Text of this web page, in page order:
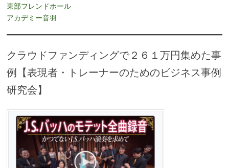
東部フレンドホール
アカデミー音羽
クラウドファンディングで２６１万円集めた事
例【表現者・トレーナーのためのビジネス事例
研究会】